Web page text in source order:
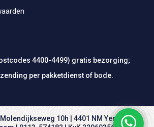
4400-4499) gratis bezorging;
per pakketdienst of bode.
Molendijkseweg 10h | 4401 NM Yerseke |